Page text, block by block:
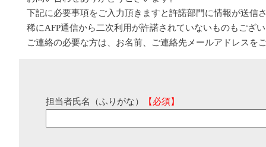
下記に必要事項をご入力頂きますと許諾部門に情報が送信
稀にAFP通信から二次利用が許諾されていないものもござ
ご連絡の必要な方は、お名前、ご連絡先メールアドレスを
担当者氏名（ふりがな） 【必須】